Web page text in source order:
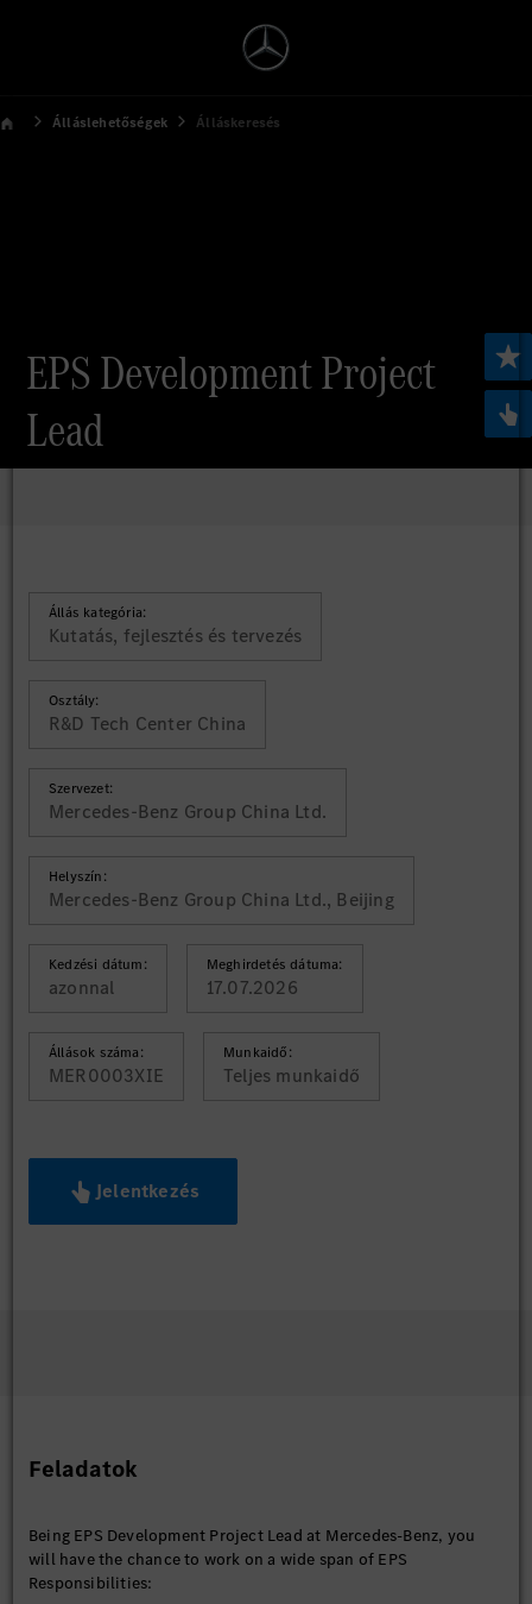
Álláslehetőségek Álláskeresés
EPS Development Project
Lead
Állás kategória:
Kutatás, fejlesztés és tervezés
Osztály:
R&D Tech Center China
Szervezet:
Mercedes-Benz Group China Ltd.
Helyszín:
Mercedes-Benz Group China Ltd., Beijing
Kedzési dátum:
azonnal
Meghirdetés dátuma:
17.07.2026
Állások száma:
MER0003XIE
Munkaidő:
Teljes munkaidő
Jelentkezés
Feladatok
Being EPS Development Project Lead at Mercedes-Benz, you
will have the chance to work on a wide span of EPS
Responsibilities: